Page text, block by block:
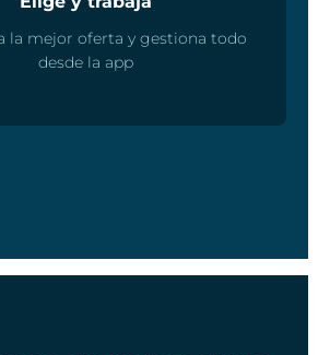
la mejor oferta y gestiona todo
desde la app